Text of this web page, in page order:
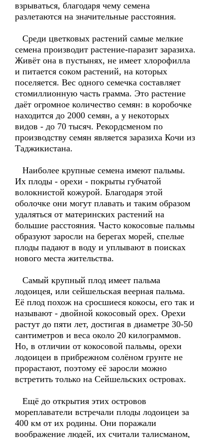
взрываться, благодаря чему семена
разлетаются на значительные расстояния.
Среди цветковых растений самые мелкие
семена производит растение-паразит заразиха.
Живёт она в пустынях, не имеет хлорофилла
и питается соком растений, на которых
поселяется. Вес одного семечка составляет
стомиллионную часть грамма. Это растение
даёт огромное количество семян: в коробочке
находится до 2000 семян, а у некоторых
видов - до 70 тысяч. Рекордсменом по
производству семян является заразиха Кочи из
Таджикистана.
Наиболее крупные семена имеют пальмы.
Их плоды - орехи - покрыты губчатой
волокнистой кожурой. Благодаря этой
оболочке они могут плавать и таким образом
удаляться от материнских растений на
большие расстояния. Часто кокосовые пальмы
образуют заросли на берегах морей, спелые
плоды падают в воду и уплывают в поисках
нового места жительства.
Самый крупный плод имеет пальма
лодоицея, или сейшельская веерная пальма.
Её плод похож на сросшиеся кокосы, его так и
называют - двойной кокосовый орех. Орехи
растут до пяти лет, достигая в диаметре 30-50
сантиметров и веса около 20 килограммов.
Но, в отличии от кокосовой пальмы, орехи
лодоицеи в прибрежном солёном грунте не
прорастают, поэтому её заросли можно
встретить только на Сейшельских островах.
Ещё до открытия этих островов
мореплаватели встречали плоды лодоицеи за
400 км от их родины. Они поражали
воображение людей, их считали талисманом,